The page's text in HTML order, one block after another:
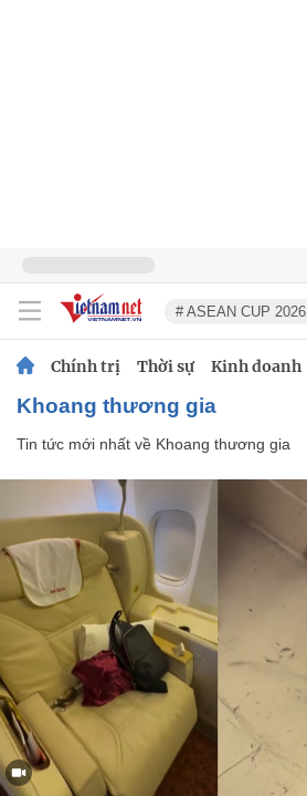
# ASEAN CUP 2026
Chính trị Thời sự Kinh doanh
Khoang thương gia
Tin tức mới nhất về Khoang thương gia